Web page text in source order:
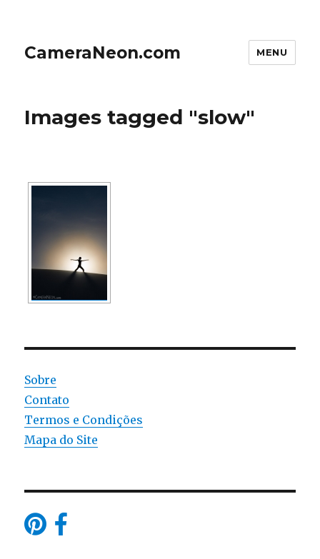
CameraNeon.com MENU
Images tagged "slow"
Sobre
Contato
Termos e Condições
Mapa do Site